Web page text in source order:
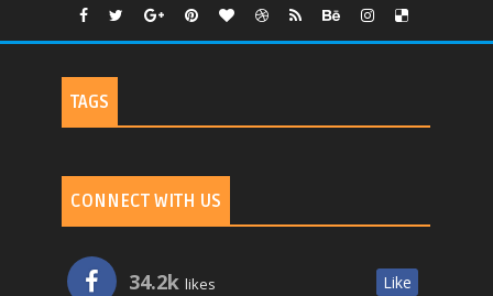
TAGS
CONNECT WITH US
34.2k likes Like